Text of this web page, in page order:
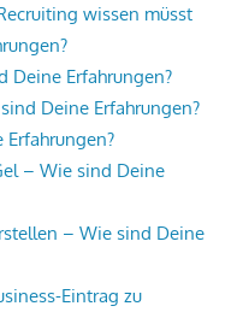
wissen müsst
Deine Erfahrungen?
Deine Erfahrungen?
– Wie sind Deine
– Wie sind Deine
Eintrag zu